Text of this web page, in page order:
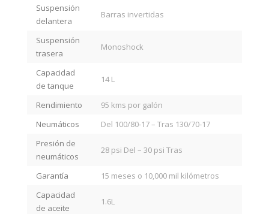
Suspensión
delantera
Barras invertidas
Suspensión
trasera
Monoshock
Capacidad
de tanque
14 L
Rendimiento
95 kms por galón
Neumáticos
Del 100/80-17 – Tras 130/70-17
Presión de
neumáticos
28 psi Del – 30 psi Tras
Garantía
15 meses o 10,000 mil kilómetros
Capacidad
de aceite
1.6L